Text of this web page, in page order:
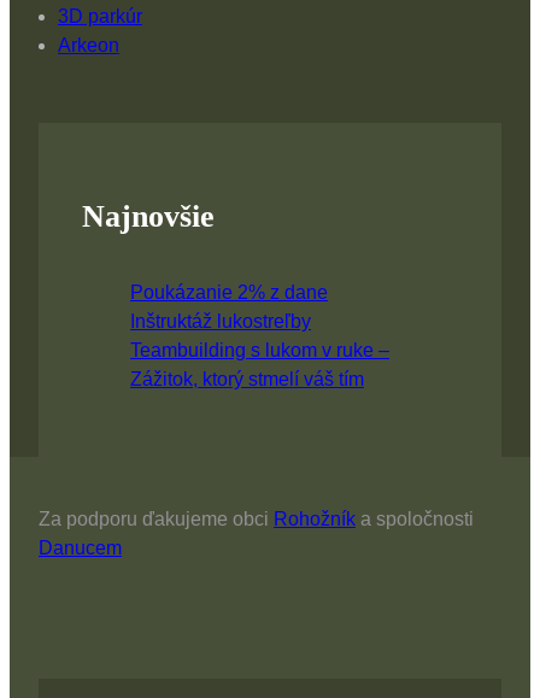
3D parkúr
Arkeon
Najnovšie
Poukázanie 2% z dane
Inštruktáž lukostreľby
Teambuilding s lukom v ruke –
Zážitok, ktorý stmelí váš tím
Za podporu ďakujeme obci Rohožník a spoločnosti
Danucem